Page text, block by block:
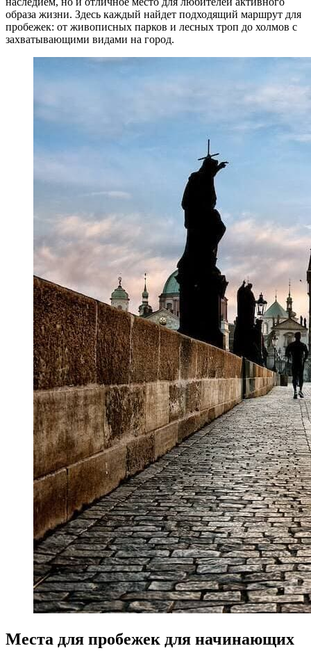
образа жизни. Здесь каждый найдет подходящий маршрут для
пробежек: от живописных парков и лесных троп до холмов с
захватывающими видами на город.
Места для пробежек для начинающих